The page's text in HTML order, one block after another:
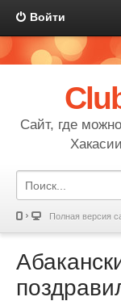
Войти
Сайт, где
Полная версия